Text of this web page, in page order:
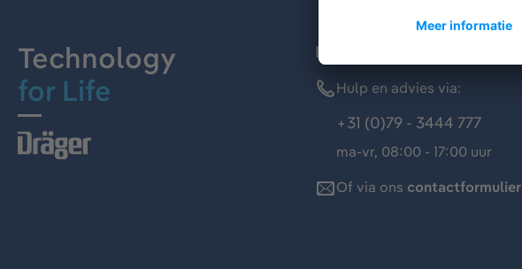
Technology
for Life
Dräger klantenservice
Hulp en advies via:
+31 (0)79 - 3444 777
ma-vr, 08:00 - 17:00 uur
Of via ons contactformulier